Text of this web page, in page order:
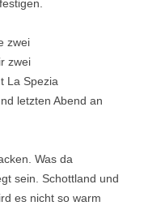
zwei
zwei
La Spezia
letzten Abend an
Was da
sein. Schottland und
es nicht so warm